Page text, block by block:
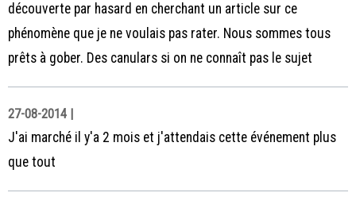
découverte par hasard en cherchant un article sur ce
phénomène que je ne voulais pas rater. Nous sommes tous
prêts à gober. Des canulars si on ne connaît pas le sujet
27-08-2014 |
J'ai marché il y'a 2 mois et j'attendais cette événement plus
que tout